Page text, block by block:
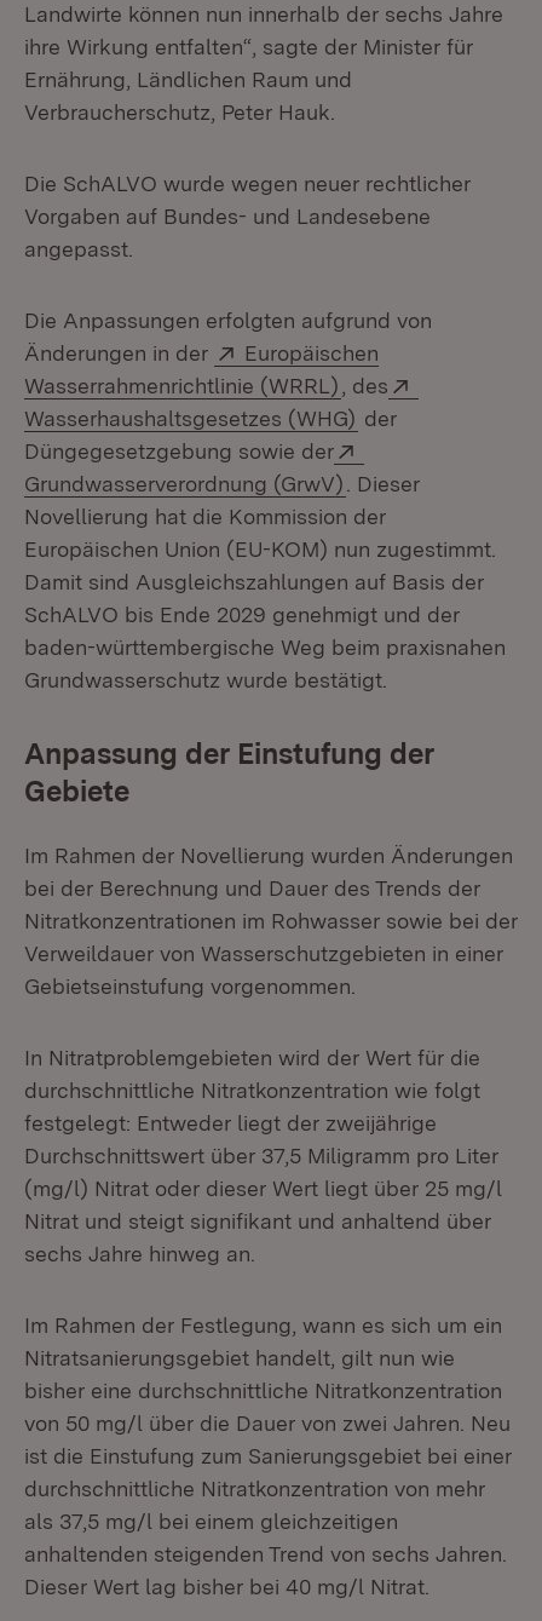
Landwirte können nun innerhalb der sechs Jahre
ihre Wirkung entfalten“, sagte der Minister für
Ernährung, Ländlichen Raum und
Verbraucherschutz, Peter Hauk.
Die SchALVO wurde wegen neuer rechtlicher
Vorgaben auf Bundes- und Landesebene
angepasst.
Die Anpassungen erfolgten aufgrund von
Änderungen in der
Extern:
Europäischen
Wasserrahmenrichtlinie (WRRL) (Öffnet in neuem
, des
Wasserhaushaltsgesetzes (WHG) (Öffnet in neuem
der
Düngegesetzgebung sowie der
Grundwasserverordnung (GrwV) (Öffnet in neuem
. Dieser
Novellierung hat die Kommission der
Europäischen Union (EU-KOM) nun zugestimmt.
Damit sind Ausgleichszahlungen auf Basis der
SchALVO bis Ende 2029 genehmigt und der
baden-württembergische Weg beim praxisnahen
Grundwasserschutz wurde bestätigt.
Anpassung der Einstufung der
Gebiete
Im Rahmen der Novellierung wurden Änderungen
bei der Berechnung und Dauer des Trends der
Nitratkonzentrationen im Rohwasser sowie bei der
Verweildauer von Wasserschutzgebieten in einer
Gebietseinstufung vorgenommen.
In Nitratproblemgebieten wird der Wert für die
durchschnittliche Nitratkonzentration wie folgt
festgelegt: Entweder liegt der zweijährige
Durchschnittswert über 37,5 Miligramm pro Liter
(mg/l) Nitrat oder dieser Wert liegt über 25 mg/l
Nitrat und steigt signifikant und anhaltend über
sechs Jahre hinweg an.
Im Rahmen der Festlegung, wann es sich um ein
Nitratsanierungsgebiet handelt, gilt nun wie
bisher eine durchschnittliche Nitratkonzentration
von 50 mg/l über die Dauer von zwei Jahren. Neu
ist die Einstufung zum Sanierungsgebiet bei einer
durchschnittliche Nitratkonzentration von mehr
als 37,5 mg/l bei einem gleichzeitigen
anhaltenden steigenden Trend von sechs Jahren.
Dieser Wert lag bisher bei 40 mg/l Nitrat.